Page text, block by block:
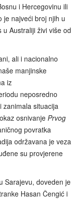
i Hercegovinu ili
je najveći broj njih u
Australiji živi više od
ali i nacionalno
manjinske
iz
neposredno
zanimala situacija
osnivanje Prvog
povratka
održavana je veza
su provjerene
Sarajevu, doveden je
Hasan Čengić i